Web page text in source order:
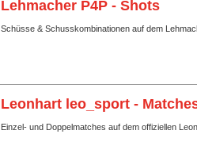
Lehmacher P4P - Shots
Schüsse & Schusskombinationen auf dem
Leonhart leo_sport -
Einzel- und Doppelmatches auf dem offiziellen